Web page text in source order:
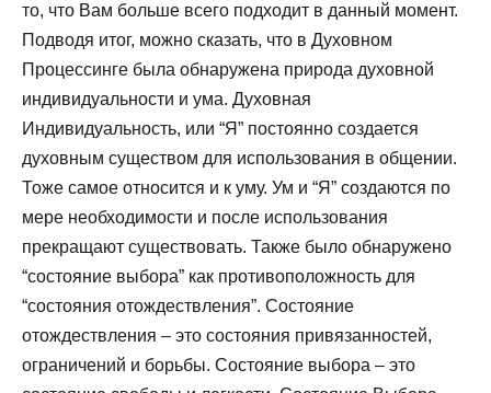
то, что Вам больше всего подходит в данный момент.
Подводя итог, можно сказать, что в Духовном
Процессинге была обнаружена природа духовной
индивидуальности и ума. Духовная
Индивидуальность, или “Я” постоянно создается
духовным существом для использования в общении.
Тоже самое относится и к уму. Ум и “Я” создаются по
мере необходимости и после использования
прекращают существовать. Также было обнаружено
“состояние выбора” как противоположность для
“состояния отождествления”. Состояние
отождествления – это состояния привязанностей,
ограничений и борьбы. Состояние выбора – это